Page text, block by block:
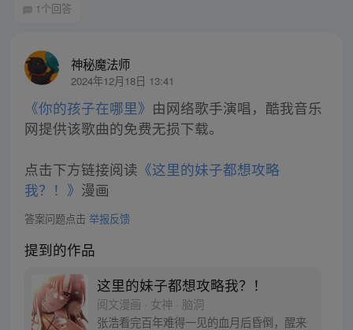
1个回答
神秘魔法师
2024年12月18日 13:41
《你的孩子在哪里》 由网络歌手演唱，酷我音乐
网提供该歌曲的免费无损下载。
点击下方链接阅读 《这里的妹子都想攻略
我？！》 漫画
答案问题点击 举报反馈
提到的作品
这里的妹子都想攻略我？！
阅文漫画 · 女神 · 脑洞
张浩看完百年难得一见的血月后昏倒，醒来